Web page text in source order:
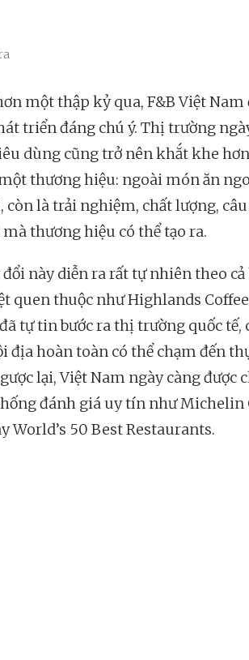
một thập kỷ qua, F&B Việt
triển đáng chú ý. Thị trường
dùng cũng trở nên khắt khe
thương hiệu: ngoài món ăn
còn là trải nghiệm, chất lượng,
thương hiệu có thể tạo ra.
đổi này diễn ra rất tự nhiên theo
quen thuộc như Highlands Coffee,
đã tự tin bước ra thị trường quốc
địa hoàn toàn có thể chạm đến
lại, Việt Nam ngày càng được
đánh giá uy tín như Michelin
World’s 50 Best Restaurants.